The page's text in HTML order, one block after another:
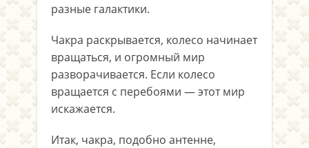
разные галактики.
Чакра раскрывается, колесо начинает
вращаться, и огромный мир
разворачивается. Если колесо
вращается с перебоями — этот мир
искажается.
Итак, чакра, подобно антенне,